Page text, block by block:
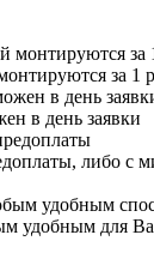
за 1
в день заявки
либо с
удобным для